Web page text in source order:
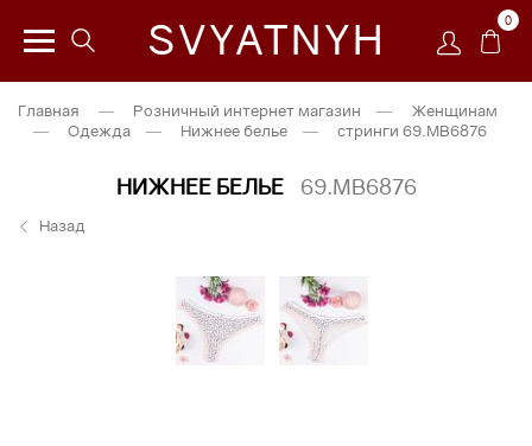
SVYATNYH 0
Главная — Розничный интернет магазин —
Женщинам
—
Одежда — Нижнее белье — стринги 69.MB6876
НИЖНЕЕ БЕЛЬЕ 69.MB6876
Назад